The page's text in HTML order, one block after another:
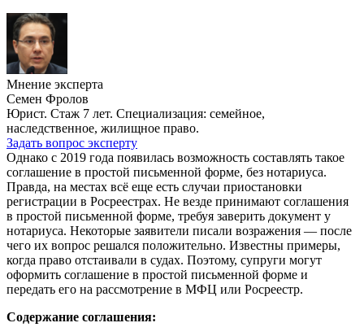
Мнение эксперта
Семен Фролов
Юрист. Стаж 7 лет. Специализация: семейное,
наследственное, жилищное право.
Задать вопрос эксперту
Однако с 2019 года появилась возможность составлять такое
соглашение в простой письменной форме, без нотариуса.
Правда, на местах всё еще есть случаи приостановки
регистрации в Росреестрах. Не везде принимают соглашения
в простой письменной форме, требуя заверить документ у
нотариуса. Некоторые заявители писали возражения — после
чего их вопрос решался положительно. Известны примеры,
когда право отстаивали в судах. Поэтому, супруги могут
оформить соглашение в простой письменной форме и
передать его на рассмотрение в МФЦ или Росреестр.
Содержание соглашения: